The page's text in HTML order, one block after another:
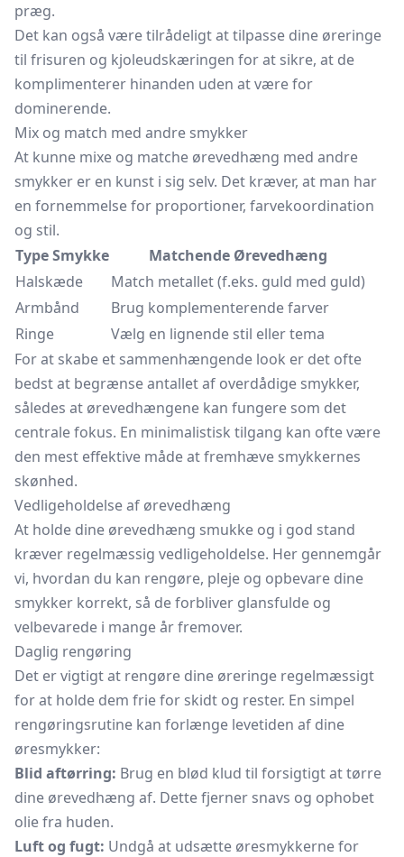
præg.
Det kan også være tilrådeligt at tilpasse dine øreringe
til frisuren og kjoleudskæringen for at sikre, at de
komplimenterer hinanden uden at være for
dominerende.
Mix og match med andre smykker
At kunne mixe og matche ørevedhæng med andre
smykker er en kunst i sig selv. Det kræver, at man har
en fornemmelse for proportioner, farvekoordination
og stil.
Type Smykke
Matchende Ørevedhæng
Halskæde
Match metallet (f.eks. guld med guld)
Armbånd
Brug komplementerende farver
Ringe
Vælg en lignende stil eller tema
For at skabe et sammenhængende look er det ofte
bedst at begrænse antallet af overdådige smykker,
således at ørevedhængene kan fungere som det
centrale fokus. En minimalistisk tilgang kan ofte være
den mest effektive måde at fremhæve smykkernes
skønhed.
Vedligeholdelse af ørevedhæng
At holde dine ørevedhæng smukke og i god stand
kræver regelmæssig vedligeholdelse. Her gennemgår
vi, hvordan du kan rengøre, pleje og opbevare dine
smykker korrekt, så de forbliver glansfulde og
velbevarede i mange år fremover.
Daglig rengøring
Det er vigtigt at rengøre dine øreringe regelmæssigt
for at holde dem frie for skidt og rester. En simpel
rengøringsrutine kan forlænge levetiden af dine
øresmykker:
Blid aftørring: Brug en blød klud til forsigtigt at tørre
dine ørevedhæng af. Dette fjerner snavs og ophobet
olie fra huden.
Luft og fugt: Undgå at udsætte øresmykkerne for